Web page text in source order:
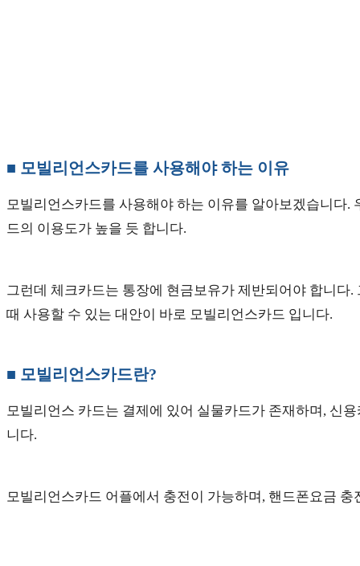
■ 모빌리언스카드를 사용해야 하는 이유
모빌리언스카드를 사용해야 하는 이유를 알아보겠습니다
드의 이용도가 높을 듯 합니다.
그런데 체크카드는 통장에 현금보유가 제반되어야 합니다
때 사용할 수 있는 대안이 바로 모빌리언스카드 입니다.
■ 모빌리언스카드란?
모빌리언스 카드는 결제에 있어 실물카드가 존재하며, 신
니다.
모빌리언스카드 어플에서 충전이 가능하며, 핸드폰요금